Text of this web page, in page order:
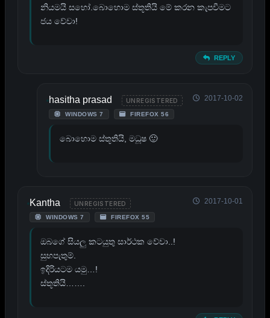
නියමයි සහෝ.බොහොම ස්තූතියි මේ කරන කැපවීමට
ජය වේවා!
REPLY
hasitha prasad UNREGISTERED
WINDOWS 7 FIREFOX 56
2017-10-02
බොහොම ස්තූතියි, මධූෂ 🙂
Kantha UNREGISTERED
WINDOWS 7 FIREFOX 55
2017-10-01
ඔබගේ සියලු කටයුතු සාර්ථක වේවා..!
සුභපැතුම්.
ඉදිරියටම යමු…!
ස්තූතියි…….